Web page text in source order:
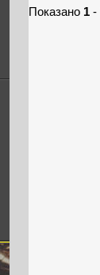
Показано 1-